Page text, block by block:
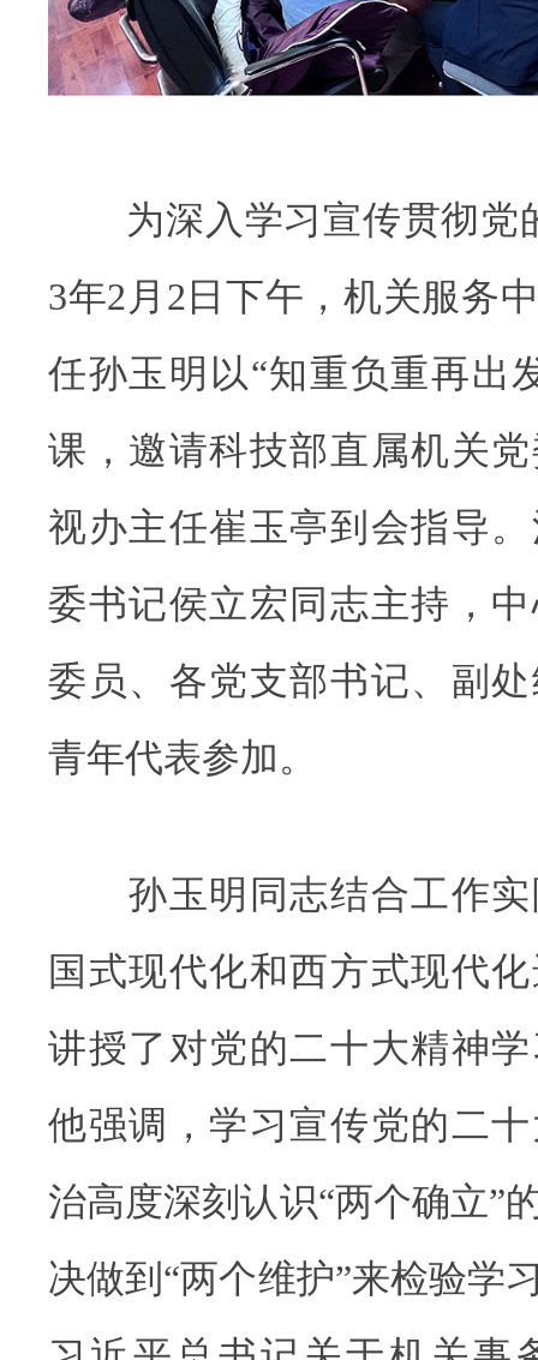
为深入学习宣传贯彻党
3年2月2日下午，机关服务
任孙玉明以“知重负重再出
课，邀请科技部直属机关
视办主任崔玉亭到会指导
委书记侯立宏同志主持，
委员、各党支部书记、副
青年代表参加。
孙玉明同志结合工作实
国式现代化和西方式现代
讲授了对党的二十大精神
他强调，学习宣传党的二
治高度深刻认识“两个确立”
决做到“两个维护”来检验学